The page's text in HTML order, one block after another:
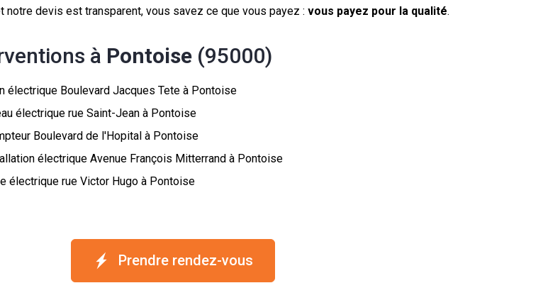
devis est transparent, vous savez ce que vous payez : vous payez pour la qualité.
à Pontoise (95000)
électrique Boulevard Jacques Tete à Pontoise
électrique rue Saint-Jean à Pontoise
Boulevard de l'Hopital à Pontoise
électrique Avenue François Mitterrand à Pontoise
électrique rue Victor Hugo à Pontoise
Prendre rendez-vous